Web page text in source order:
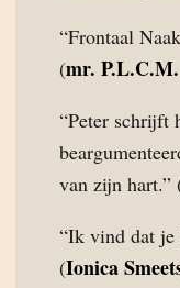
“Frontaal
(mr.
“Peter schrijft
van zijn hart.”
“Ik vind dat
(Ionica